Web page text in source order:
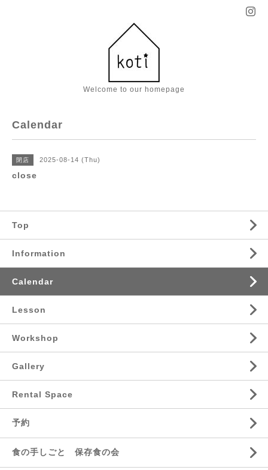
Welcome to our homepage
Calendar
閉店 2025-08-14 (Thu)
close
Top
Information
Calendar
Lesson
Workshop
Gallery
Rental Space
予約
食の手しごと 保存食の会